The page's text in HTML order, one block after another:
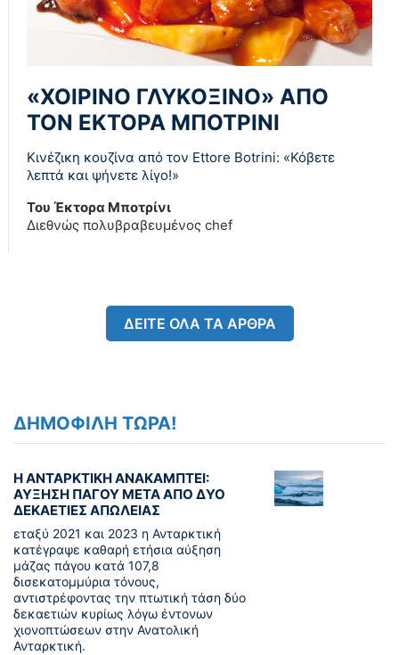
«ΧΟΙΡΙΝΟ ΓΛΥΚΟΞΙΝΟ» ΑΠΟ
ΤΟΝ ΕΚΤΟΡΑ ΜΠΟΤΡΙΝΙ
Κινέζικη κουζίνα από τον Ettore Botrini: «Κόβετε
λεπτά και ψήνετε λίγο!»
Του Έκτορα Μποτρίνι
Διεθνώς πολυβραβευμένος chef
ΔΕΙΤΕ ΟΛΑ ΤΑ ΑΡΘΡΑ
ΔΗΜΟΦΙΛΗ ΤΩΡΑ!
Η ΑΝΤΑΡΚΤΙΚΗ ΑΝΑΚΑΜΠΤΕΙ:
ΑΥΞΗΣΗ ΠΑΓΟΥ ΜΕΤΑ ΑΠΟ ΔΥΟ
ΔΕΚΑΕΤΙΕΣ ΑΠΩΛΕΙΑΣ
εταξύ 2021 και 2023 η Ανταρκτική
κατέγραψε καθαρή ετήσια αύξηση
μάζας πάγου κατά 107,8
δισεκατομμύρια τόνους,
αντιστρέφοντας την πτωτική τάση δύο
δεκαετιών κυρίως λόγω έντονων
χιονοπτώσεων στην Ανατολική
Ανταρκτική.